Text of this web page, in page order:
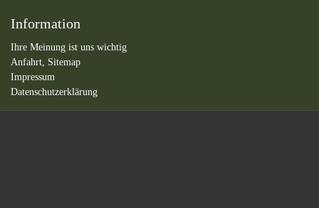
Information
Ihre Meinung ist uns wichtig
Anfahrt, Sitemap
Impressum
Datenschutzerklärung